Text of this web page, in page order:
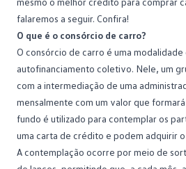
falaremos a seguir. Confira!
O que é o consórcio de carro?
O consórcio de carro é uma
autofinanciamento coletivo. Nele, um
com a intermediação de uma
mensalmente com um valor que
fundo é utilizado para contemplar os
uma carta de crédito e podem adquirir
Acontemplação ocorre por meio de